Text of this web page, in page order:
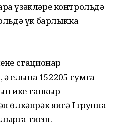
үзәкләре контрольдә
үк барлыкка
стационар
елына 152205 сумга
ике тапкыр
өлкәнрәк яисә I группа
тиеш.